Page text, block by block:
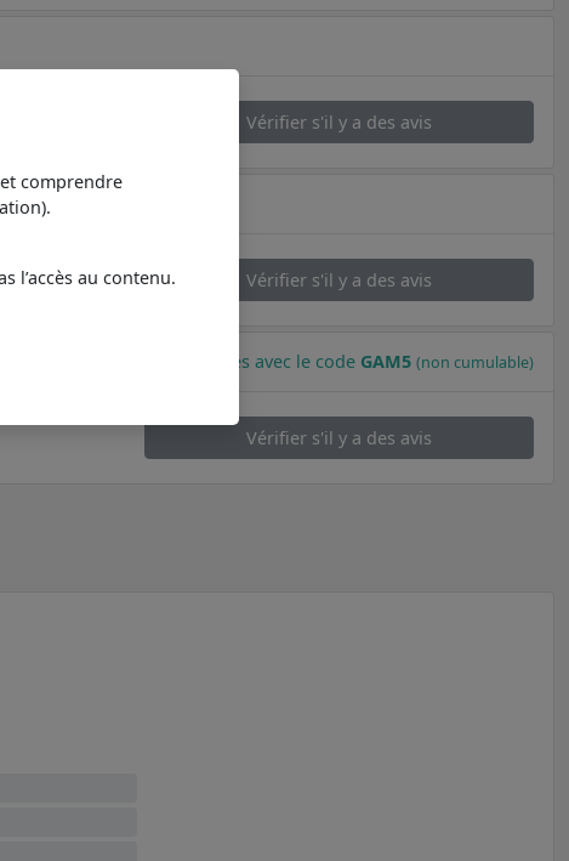
Vérifier s'il y a des avis
Vérifier s'il y a des avis
-5% supplémentaires avec le code GAM5 (non cumulable)
Vérifier s'il y a des avis
comprendre
l’accès au contenu.